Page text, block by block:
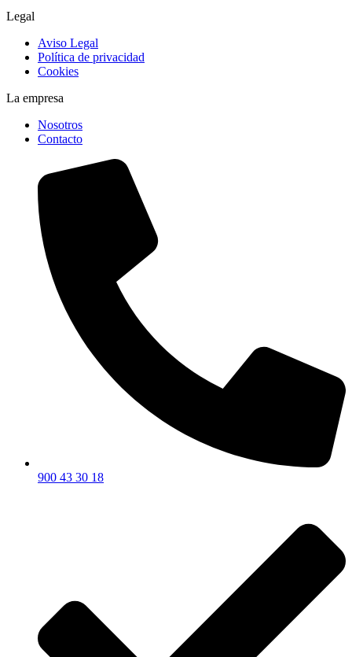
Legal
Aviso Legal
Política de privacidad
Cookies
La empresa
Nosotros
Contacto
900 43 30 18